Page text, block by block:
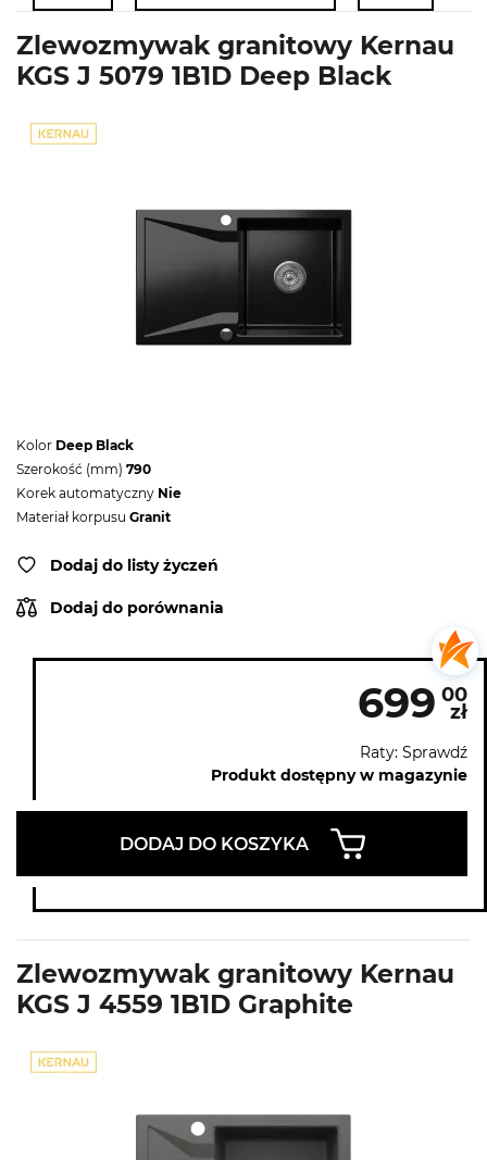
Zlewozmywak granitowy Kernau
KGS J 5079 1B1D Deep Black
Kolor Deep Black
Szerokość (mm) 790
Korek automatyczny Nie
Materiał korpusu Granit
Dodaj do listy życzeń
Dodaj do porównania
699 00
zł
Raty: Sprawdź
Produkt dostępny w magazynie
DODAJ DO KOSZYKA
Zlewozmywak granitowy Kernau
KGS J 4559 1B1D Graphite